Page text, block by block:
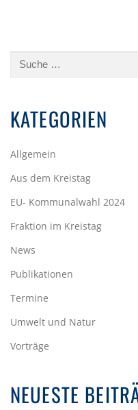
Suche
KATEGORIEN
Allgemein
Aus dem Kreistag
EU- Kommunalwahl 2024
Fraktion im Kreistag
News
Publikationen
Termine
Umwelt und Natur
Vorträge
NEUESTE